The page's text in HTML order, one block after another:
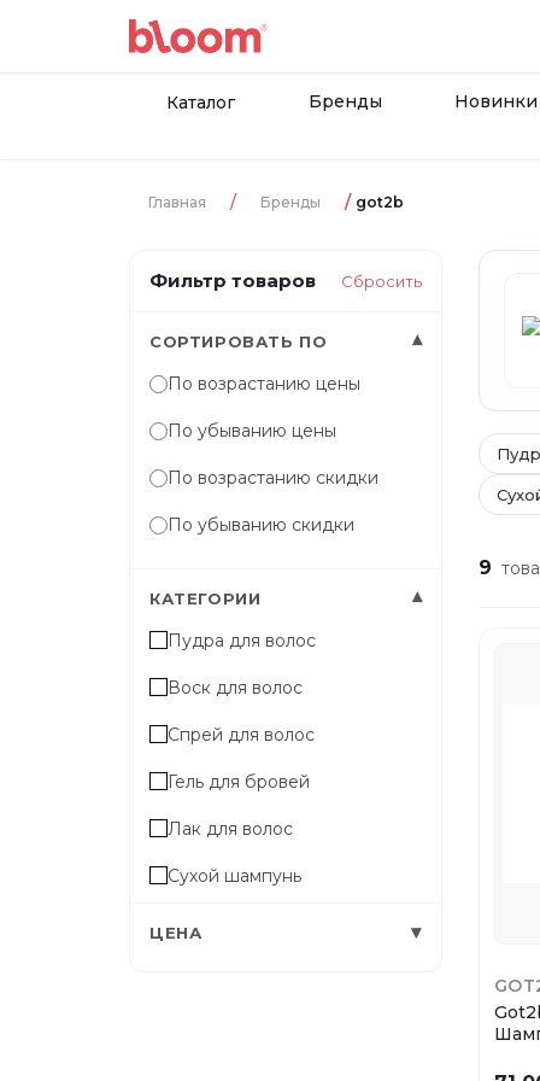
Каталог Бренды Новинки
Главная Бренды got2b
Фильтр товаров Сбросить
СОРТИРОВАТЬ ПО ▾
По возрастанию цены
По убыванию цены
По возрастанию скидки
По убыванию скидки
КАТЕГОРИИ ▾
Пудра для волос
Воск для волос
Спрей для волос
Гель для бровей
Лак для волос
Сухой шампунь
ЦЕНА ▾
9